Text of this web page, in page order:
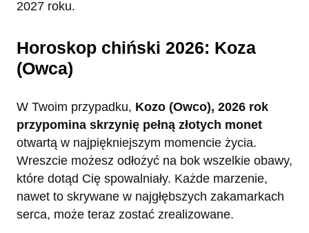
2027 roku.
Horoskop chiński 2026: Koza
(Owca)
W Twoim przypadku, Kozo (Owco), 2026 rok
przypomina skrzynię pełną złotych monet
otwartą w najpiękniejszym momencie życia.
Wreszcie możesz odłożyć na bok wszelkie obawy,
które dotąd Cię spowalniały. Każde marzenie,
nawet to skrywane w najgłębszych zakamarkach
serca, może teraz zostać zrealizowane.